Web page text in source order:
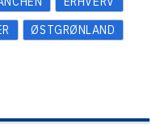
ØSTGRØNLAND